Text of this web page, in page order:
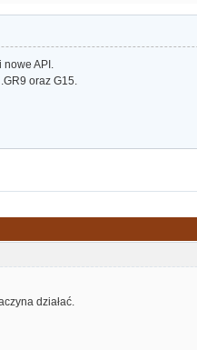
nowe API.
oraz G15.
działać.